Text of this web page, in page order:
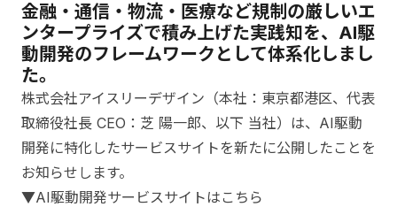
金融・通信・物流・医療など規制の厳しいエ
ンタープライズで積み上げた実践知を、AI駆
動開発のフレームワークとして体系化しまし
た。
株式会社アイスリーデザイン（本社：東京都港区、代表
取締役社長 CEO：芝 陽一郎、以下 当社）は、AI駆動
開発に特化したサービスサイトを新たに公開したことを
お知らせします。
▼AI駆動開発サービスサイトはこちら